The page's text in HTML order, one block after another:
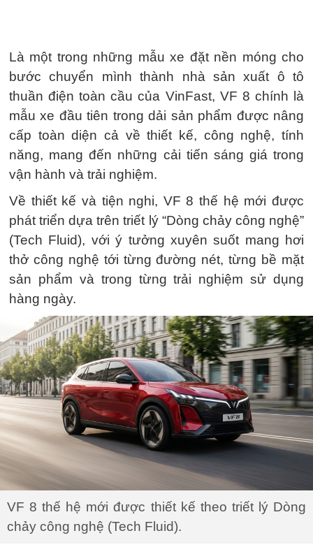
Là một trong những mẫu xe đặt nền móng cho
bước chuyển mình thành nhà sản xuất ô tô
thuần điện toàn cầu của VinFast, VF 8 chính là
mẫu xe đầu tiên trong dải sản phẩm được nâng
cấp toàn diện cả về thiết kế, công nghệ, tính
năng, mang đến những cải tiến sáng giá trong
vận hành và trải nghiệm.
Về thiết kế và tiện nghi, VF 8 thế hệ mới được
phát triển dựa trên triết lý “Dòng chảy công nghệ”
(Tech Fluid), với ý tưởng xuyên suốt mang hơi
thở công nghệ tới từng đường nét, từng bề mặt
sản phẩm và trong từng trải nghiệm sử dụng
hàng ngày.
VF 8 thế hệ mới được thiết kế theo triết lý Dòng
chảy công nghệ (Tech Fluid).